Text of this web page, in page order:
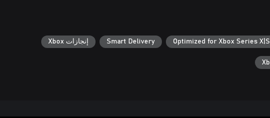
Optimized for Xbox Series X|S
Smart Delivery إنجازات Xbox